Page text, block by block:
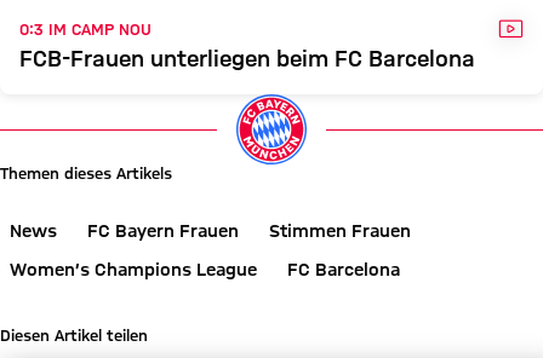
0:3 IM CAMP NOU
FCB-Frauen unterliegen beim FC Barcelona
Themen dieses Artikels
News FC Bayern Frauen
Stimmen Frauen
Women’s Champions League
FC Barcelona
Diesen Artikel teilen